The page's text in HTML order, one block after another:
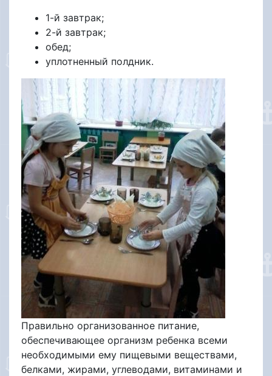
1-й завтрак;
2-й завтрак;
обед;
уплотненный полдник.
Правильно организованное питание,
обеспечивающее организм ребенка всеми
необходимыми ему пищевыми веществами,
белками, жирами, углеводами, витаминами и